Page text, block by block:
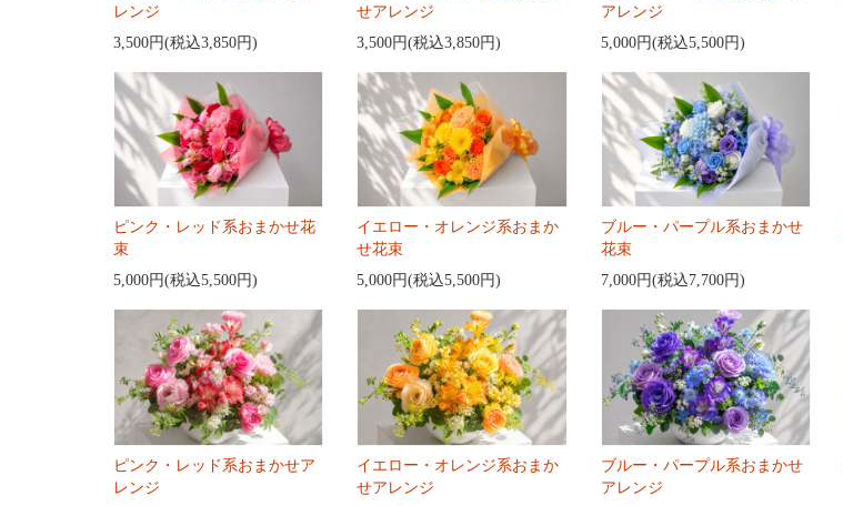
レンジ
3,500円(税込3,850円)
せアレンジ
3,500円(税込3,850円)
アレンジ
5,000円(税込5,500円)
ピンク・レッド系おまかせ花
束
5,000円(税込5,500円)
イエロー・オレンジ系おまか
せ花束
5,000円(税込5,500円)
ブルー・パープル系おまかせ
花束
7,000円(税込7,700円)
ピンク・レッド系おまかせア
レンジ
イエロー・オレンジ系おまか
せアレンジ
ブルー・パープル系おまかせ
アレンジ